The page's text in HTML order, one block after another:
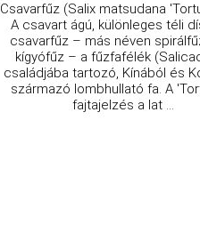
Csavarfűz (Salix matsudana
A csavart ágú, különleges téli
csavarfűz – más néven
kígyófűz – a fűzfafélék
családjába tartozó, Kínából és
származó lombhullató fa. A
fajtajelzés a lat ...